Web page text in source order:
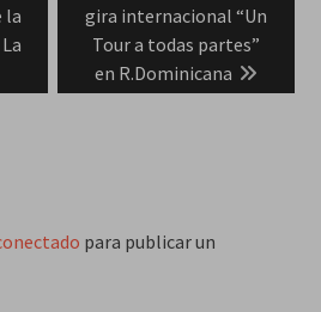
la
post:
gira internacional “Un
Tour a todas partes”
en R.Dominicana
para publicar un